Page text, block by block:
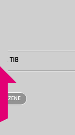
LIL TIB
ZENE